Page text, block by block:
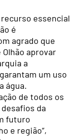
recurso essencial
é
agrado que
aprovar
a
um uso
água.
de todos os
da
futuro
e região”,